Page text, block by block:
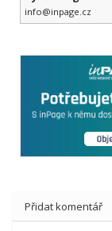
info@inpage.cz
Přidat komentář